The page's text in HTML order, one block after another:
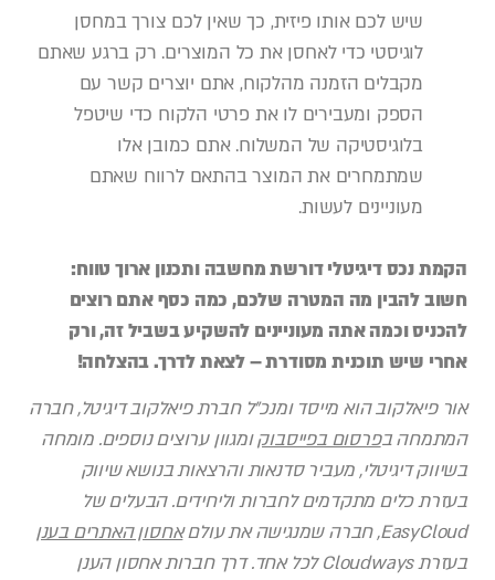
שיש לכם אותו פיזית, כך שאין לכם צורך במחסן
לוגיסטי כדי לאחסן את כל המוצרים. רק ברגע שאתם
מקבלים הזמנה מהלקוח, אתם יוצרים קשר עם
הספק ומעבירים לו את פרטי הלקוח כדי שיטפל
בלוגיסטיקה של המשלוח. אתם כמובן אלו
שמתמחרים את המוצר בהתאם לרווח שאתם
מעוניינים לעשות.
הקמת נכס דיגיטלי דורשת מחשבה ותכנון ארוך טווח:
חשוב להבין מה המטרה שלכם, כמה כסף אתם רוצים
להכניס וכמה אתה מעוניינים להשקיע בשביל זה, ורק
אחרי שיש תוכנית מסודרת – לצאת לדרך. בהצלחה!
אור פיאלקוב הוא מייסד ומנכ”ל חברת פיאלקוב דיגיטל, חברה
המתמחה בפרסום בפייסבוקומגוון ערוצים נוספים. מומחה
בשיווק דיגיטלי, מעביר סדנאות והרצאות בנושא שיווק
בעזרת כלים מתקדמים לחברות וליחידים. הבעלים של
EasyCloud, חברה שמנגישה את עולםאחסון האתרים בענן
בעזרתCloudwaysלכל אחד. דרך חברות אחסון הענן